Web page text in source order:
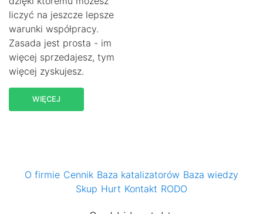
liczyć na jeszcze lepsze
warunki współpracy.
Zasada jest prosta - im
więcej sprzedajesz, tym
więcej zyskujesz.
WIĘCEJ
O firmie Cennik Baza katalizatorów Baza wiedzy
Skup Hurt Kontakt RODO